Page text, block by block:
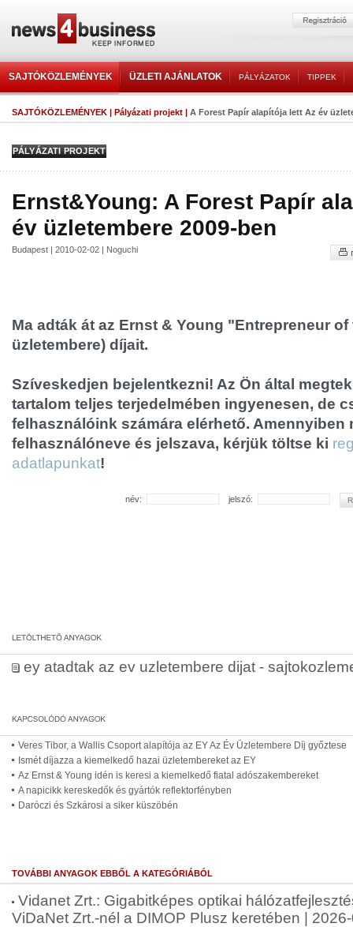
SAJTÓKÖZLEMÉNYEK ÜZLETI AJÁNLATOK PÁLYÁZATOK TIPPEK
SAJTÓKÖZLEMÉNYEK | Pályázati projekt | A Forest Papír alapítója lett Az év
PÁLYÁZATI PROJEKT
Ernst&Young: A Forest Papír
év üzletembere 2009-ben
Budapest | 2010-02-02 | Noguchi
Ma adták át az Ernst & Young "Entrepreneur of
üzletembere) díjait.
Szíveskedjen bejelentkezni! Az Ön által
tartalom teljes terjedelmében ingyenesen, de
felhasználóink számára elérhető. Amennyiben
felhasználóneve és jelszava, kérjük töltse ki
adatlapunkat!
név: jelszó:
ey atadtak az ev uzletembere dijat -
Veres Tibor, a Wallis Csoport alapítója az EY Az Év Üzletembere Díj győztese
Ismét díjazza a kiemelkedő hazai üzletembereket az EY
Az Ernst & Young idén is keresi a kiemelkedő fiatal adószakembereket
A napicikk kereskedők és gyártók reflektorfényben
Daróczi és Szkárosi a siker küszöbén
TOVÁBBI ANYAGOK EBBŐL A KATEGÓRIÁBÓL
Vidanet Zrt.: Gigabitképes optikai
ViDaNet Zrt.-nél a DIMOP Plusz keretében |